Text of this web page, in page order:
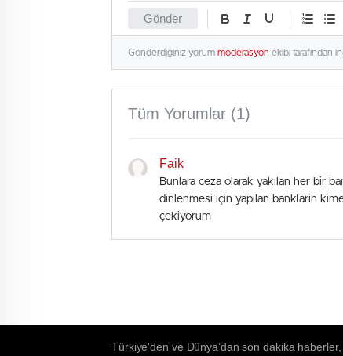
Gönder
Gönderdiğiniz yorum moderasyon ekibi tarafından
Tüm Yorumlar (1)
Faik
Bunlara ceza olarak yakılan her bir
dinlenmesi için yapılan banklarin
çekiyorum
Türkiye'den ve Dünya’dan son dakika